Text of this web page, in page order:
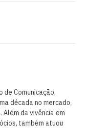
de Comunicação,
década no mercado,
da vivência em
também atuou